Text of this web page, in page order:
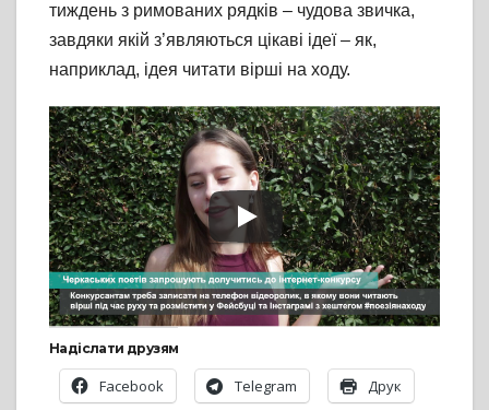
тиждень з римованих рядків – чудова звичка,
завдяки якій з’являються цікаві ідеї – як,
наприклад, ідея читати вірші на ходу.
Надіслати друзям
Facebook Telegram Друк